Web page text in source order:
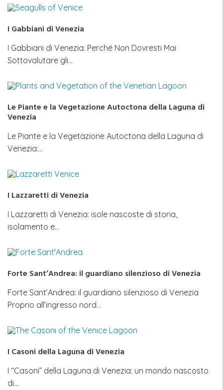
I Gabbiani di Venezia
I Gabbiani di Venezia: Perché Non Dovresti Mai
Sottovalutare gli…
Le Piante e la Vegetazione Autoctona della Laguna di
Venezia
Le Piante e la Vegetazione Autoctona della Laguna di
Venezia:…
I Lazzaretti di Venezia
I Lazzaretti di Venezia: isole nascoste di storia,
isolamento e…
Forte Sant’Andrea: il guardiano silenzioso di Venezia
Forte Sant’Andrea: il guardiano silenzioso di Venezia
Proprio all’ingresso nord…
I Casoni della Laguna di Venezia
I “Casoni” della Laguna di Venezia: un mondo nascosto
di…